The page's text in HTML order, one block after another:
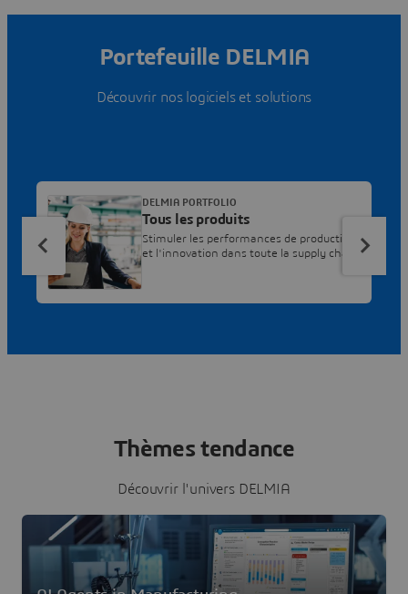
Portefeuille DELMIA
Découvrir nos logiciels et solutions
Tous les produits
Stimuler les performances de production
et l'innovation dans toute la supply chain
DELMIA PORTFOLIO
Thèmes tendance
Découvrir l'univers DELMIA